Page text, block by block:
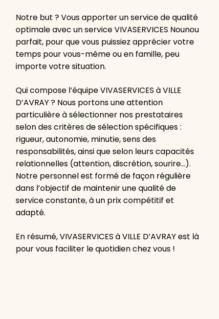
Notre but ? Vous apporter un service de qualité
optimale avec un service VIVASERVICES Nounou
parfait, pour que vous puissiez apprécier votre
temps pour vous-même ou en famille, peu
importe votre situation.
Qui compose l’équipe VIVASERVICES à VILLE
D’AVRAY ? Nous portons une attention
particulière à sélectionner nos prestataires
selon des critères de sélection spécifiques :
rigueur, autonomie, minutie, sens des
responsabilités, ainsi que selon leurs capacités
relationnelles (attention, discrétion, sourire…).
Notre personnel est formé de façon régulière
dans l’objectif de maintenir une qualité de
service constante, à un prix compétitif et
adapté.
En résumé, VIVASERVICES à VILLE D’AVRAY est là
pour vous faciliter le quotidien chez vous !